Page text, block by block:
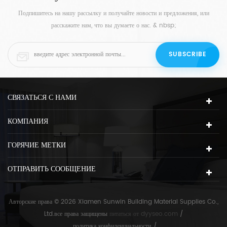
Подпишитесь на нашу рассылку и получайте новости и предложения, или
расскажите нам, что вы думаете о нас. & nbsp;
СВЯЗАТЬСЯ С НАМИ
КОМПАНИЯ
ГОРЯЧИЕ МЕТКИ
ОТПРАВИТЬ СООБЩЕНИЕ
Авторские права © 2026 Xiamen Sunwin Building Material Supplies Co.,
Ltd.все права защищены питаться от dyyseo.com /